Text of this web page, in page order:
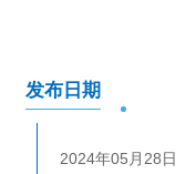
发布日期
2024年05月28日